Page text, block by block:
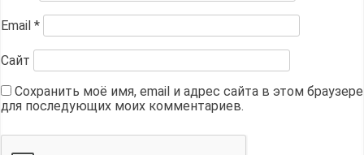
Email *
Сайт
Сохранить моё имя, email и адрес сайта в этом браузере
для последующих моих комментариев.